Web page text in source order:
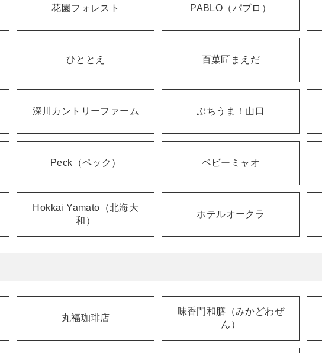
花園フォレスト PABLO（パブロ）
ひととえ 百菓匠まえだ
深川カントリーファーム ぶちうま！山口
Peck（ペック） ベビーミャオ
Hokkai Yamato（北海大
和）
ホテルオークラ
丸福珈琲店
味香門和膳（みかどわぜ
ん）